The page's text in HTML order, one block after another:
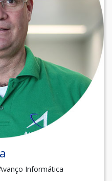
Informática